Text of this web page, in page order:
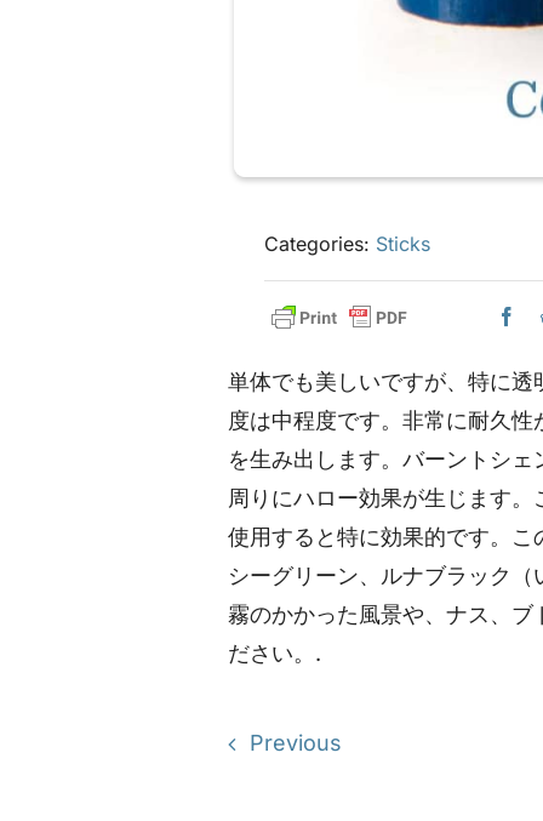
Categories: Sticks
単体でも美しいですが、特に
度は中程度です。非常に耐久
を生み出します。バーントシ
周りにハロー効果が生じます
使用すると特に効果的です。
シーグリーン、ルナブラック
霧のかかった風景や、ナス、
ださい。.
Previous